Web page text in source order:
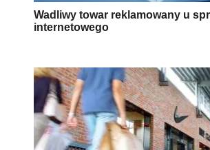
Wadliwy towar reklamowany u
internetowego